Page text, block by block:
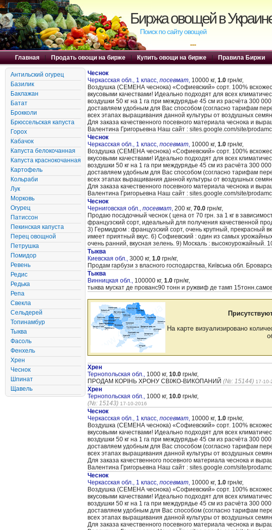
Биржа овощей в
Поиск по сайту овощей
---
Главная | Продать овощи на бирже | Купить овощи на бирже | Правила Биржи
Антильский огурец
Базилик
Баклажан
Батат
Брокколи
Брюссельская капуста
Горох
Кабачок
Капуста белокочанная
Капуста краснокочанная
Картофель
Кольраби
Лук
Морковь
Огурец
Патиссон
Пекинская капуста
Перец овощной
Петрушка
Помидор
Ревень
Редис
Редька
Репа
Свекла
Сельдерей
Топинамбур
Тыква
Фасоль
Фенхель
Хрен
Чеснок
Шпинат
Щавель
Чеснок
Черкасская обл., 1 класс, посевмат, 10000 кг, 1.0 грн/кг,
Воздушка (CЕМЕНА чеснока) «Cофиевский» сорт. 100%
вкусовыми качествами! Идеально подходят для всех
воздушки 50 кг на 1 га при междурядье 45 см из расчёта 300
доставляем удобным для Вас способом (согласно тарифам
всех этапах выращивания данной культуры от воздушных
Для заказа качественного посевного материала чеснока и
Валентина Григорьевна Наш сайт : sites.google.com/site/
Чеснок
Черкасская обл., 1 класс, посевмат, 10000 кг, 1.0 грн/кг,
Воздушка (CЕМЕНА чеснока) «Cофиевский» сорт. 100%
вкусовыми качествами! Идеально подходят для всех
воздушки 50 кг на 1 га при междурядье 45 см из расчёта 300
доставляем удобным для Вас способом (согласно тарифам
всех этапах выращивания данной культуры от воздушных
Для заказа качественного посевного материала чеснока и
Валентина Григорьевна Наш сайт : sites.google.com/site/
Чеснок
Черниговская обл., посевмат, 200 кг, 70.0 грн/кг,
Продаю посадочный чеснок ( цена от 70 грн. за 1 кг в
французский сорт, идеальный для получения качественной
3) Гермидром : французский сорт, очень крупный, прекрасный
имеет приятный вкус. 6) Софиевский : один из самых
очень ранний, вкусная зелень. 9) Москаль : высокоурожайный.
Тыква
Киевская обл., 3000 кг, 1.0 грн/кг,
Продам гарбузи з власногo господарства, Київська обл.
Тыква
Винницкая обл., 100000 кг, 1.0 грн/кг,
тыква мускат де прованс90 тонн и ружвиф де тамп
На карте визуализировано
Хрен
Тернопольская обл., 1000 кг, 10.0 грн/кг,
ПРОДАМ КОРІНЬ ХРОНУ СВІЖО-ВИКОПАНИЙ (№: 15144) 17-10-
Хрен
Тернопольская обл., 1000 кг, 10.0 грн/кг,
(№: 15143) 17-10-2016
Чеснок
Черкасская обл., 1 класс, посевмат, 10000 кг, 1.0 грн/кг,
Воздушка (CЕМЕНА чеснока) «Cофиевский» сорт. 100%
вкусовыми качествами! Идеально подходят для всех
воздушки 50 кг на 1 га при междурядье 45 см из расчёта 300
доставляем удобным для Вас способом (согласно тарифам
всех этапах выращивания данной культуры от воздушных
Для заказа качественного посевного материала чеснока и
Валентина Григорьевна Наш сайт : sites.google.com/site/
Чеснок
Черкасская обл., 1 класс, посевмат, 10000 кг, 1.0 грн/кг,
Воздушка (CЕМЕНА чеснока) «Cофиевский» сорт. 100%
вкусовыми качествами! Идеально подходят для всех
воздушки 50 кг на 1 га при междурядье 45 см из расчёта 300
доставляем удобным для Вас способом (согласно тарифам
всех этапах выращивания данной культуры от воздушных
Для заказа качественного посевного материала чеснока и